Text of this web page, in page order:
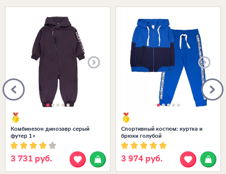
Размеры в наличии: Размеры в наличии:
Комбинезон динозавр серый
футер 1+
3 731 руб.
Спортивный костюм: куртка и
брюки голубой
3 974 руб.